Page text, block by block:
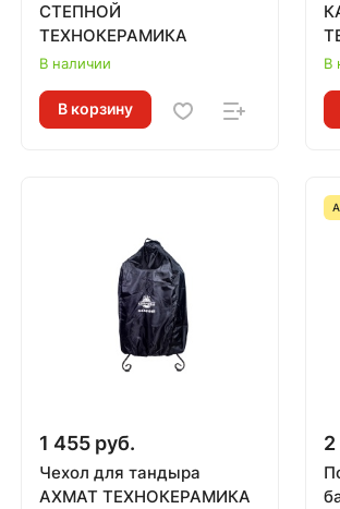
СТЕПНОЙ
ТЕХНОКЕРАМИКА
В наличии
В корзину
В
1 455 руб.
Чехол для тандыра
АХМАТ ТЕХНОКЕРАМИКА
2